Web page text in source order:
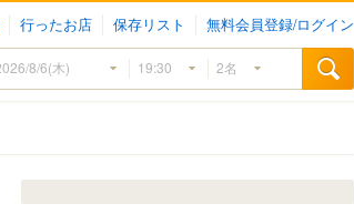
行ったお店 保存リスト 無料会員登録/ログイン